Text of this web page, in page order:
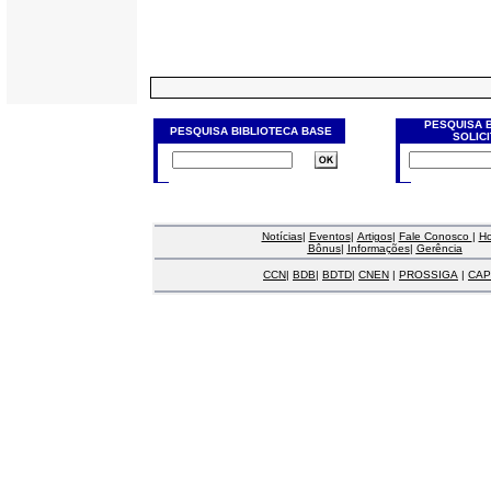
PESQUISA BIBLIOTECA BASE
PESQUISA
Notícias| Eventos| Artigos| Fale Conosco |
Bônus| Informações| Gerência
CCN| BDB| BDTD| CNEN | PROSSIGA |